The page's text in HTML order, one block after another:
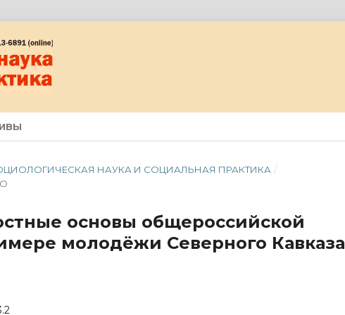
НАУКА И СОЦИАЛЬНАЯ ПРАКТИКА /
основы общероссийской
молодёжи Северного Кавказа